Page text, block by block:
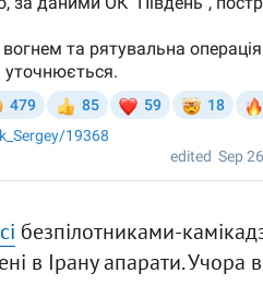
безпілотниками-
в Ірану апарати. Учора